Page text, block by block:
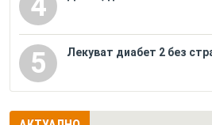
5 Лекуват диабет 2 без